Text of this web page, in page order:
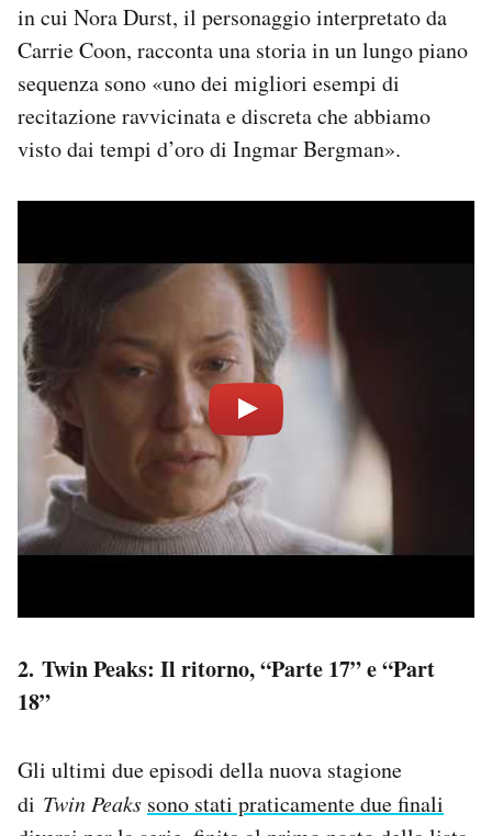
in cui Nora Durst, il personaggio interpretato da
Carrie Coon, racconta una storia in un lungo piano
sequenza sono «uno dei migliori esempi di
recitazione ravvicinata e discreta che abbiamo
visto dai tempi d’oro di Ingmar Bergman».
2. Twin Peaks: Il ritorno, “Parte 17” e “Part
18”
Gli ultimi due episodi della nuova stagione
di Twin Peaks sono stati praticamente due finali